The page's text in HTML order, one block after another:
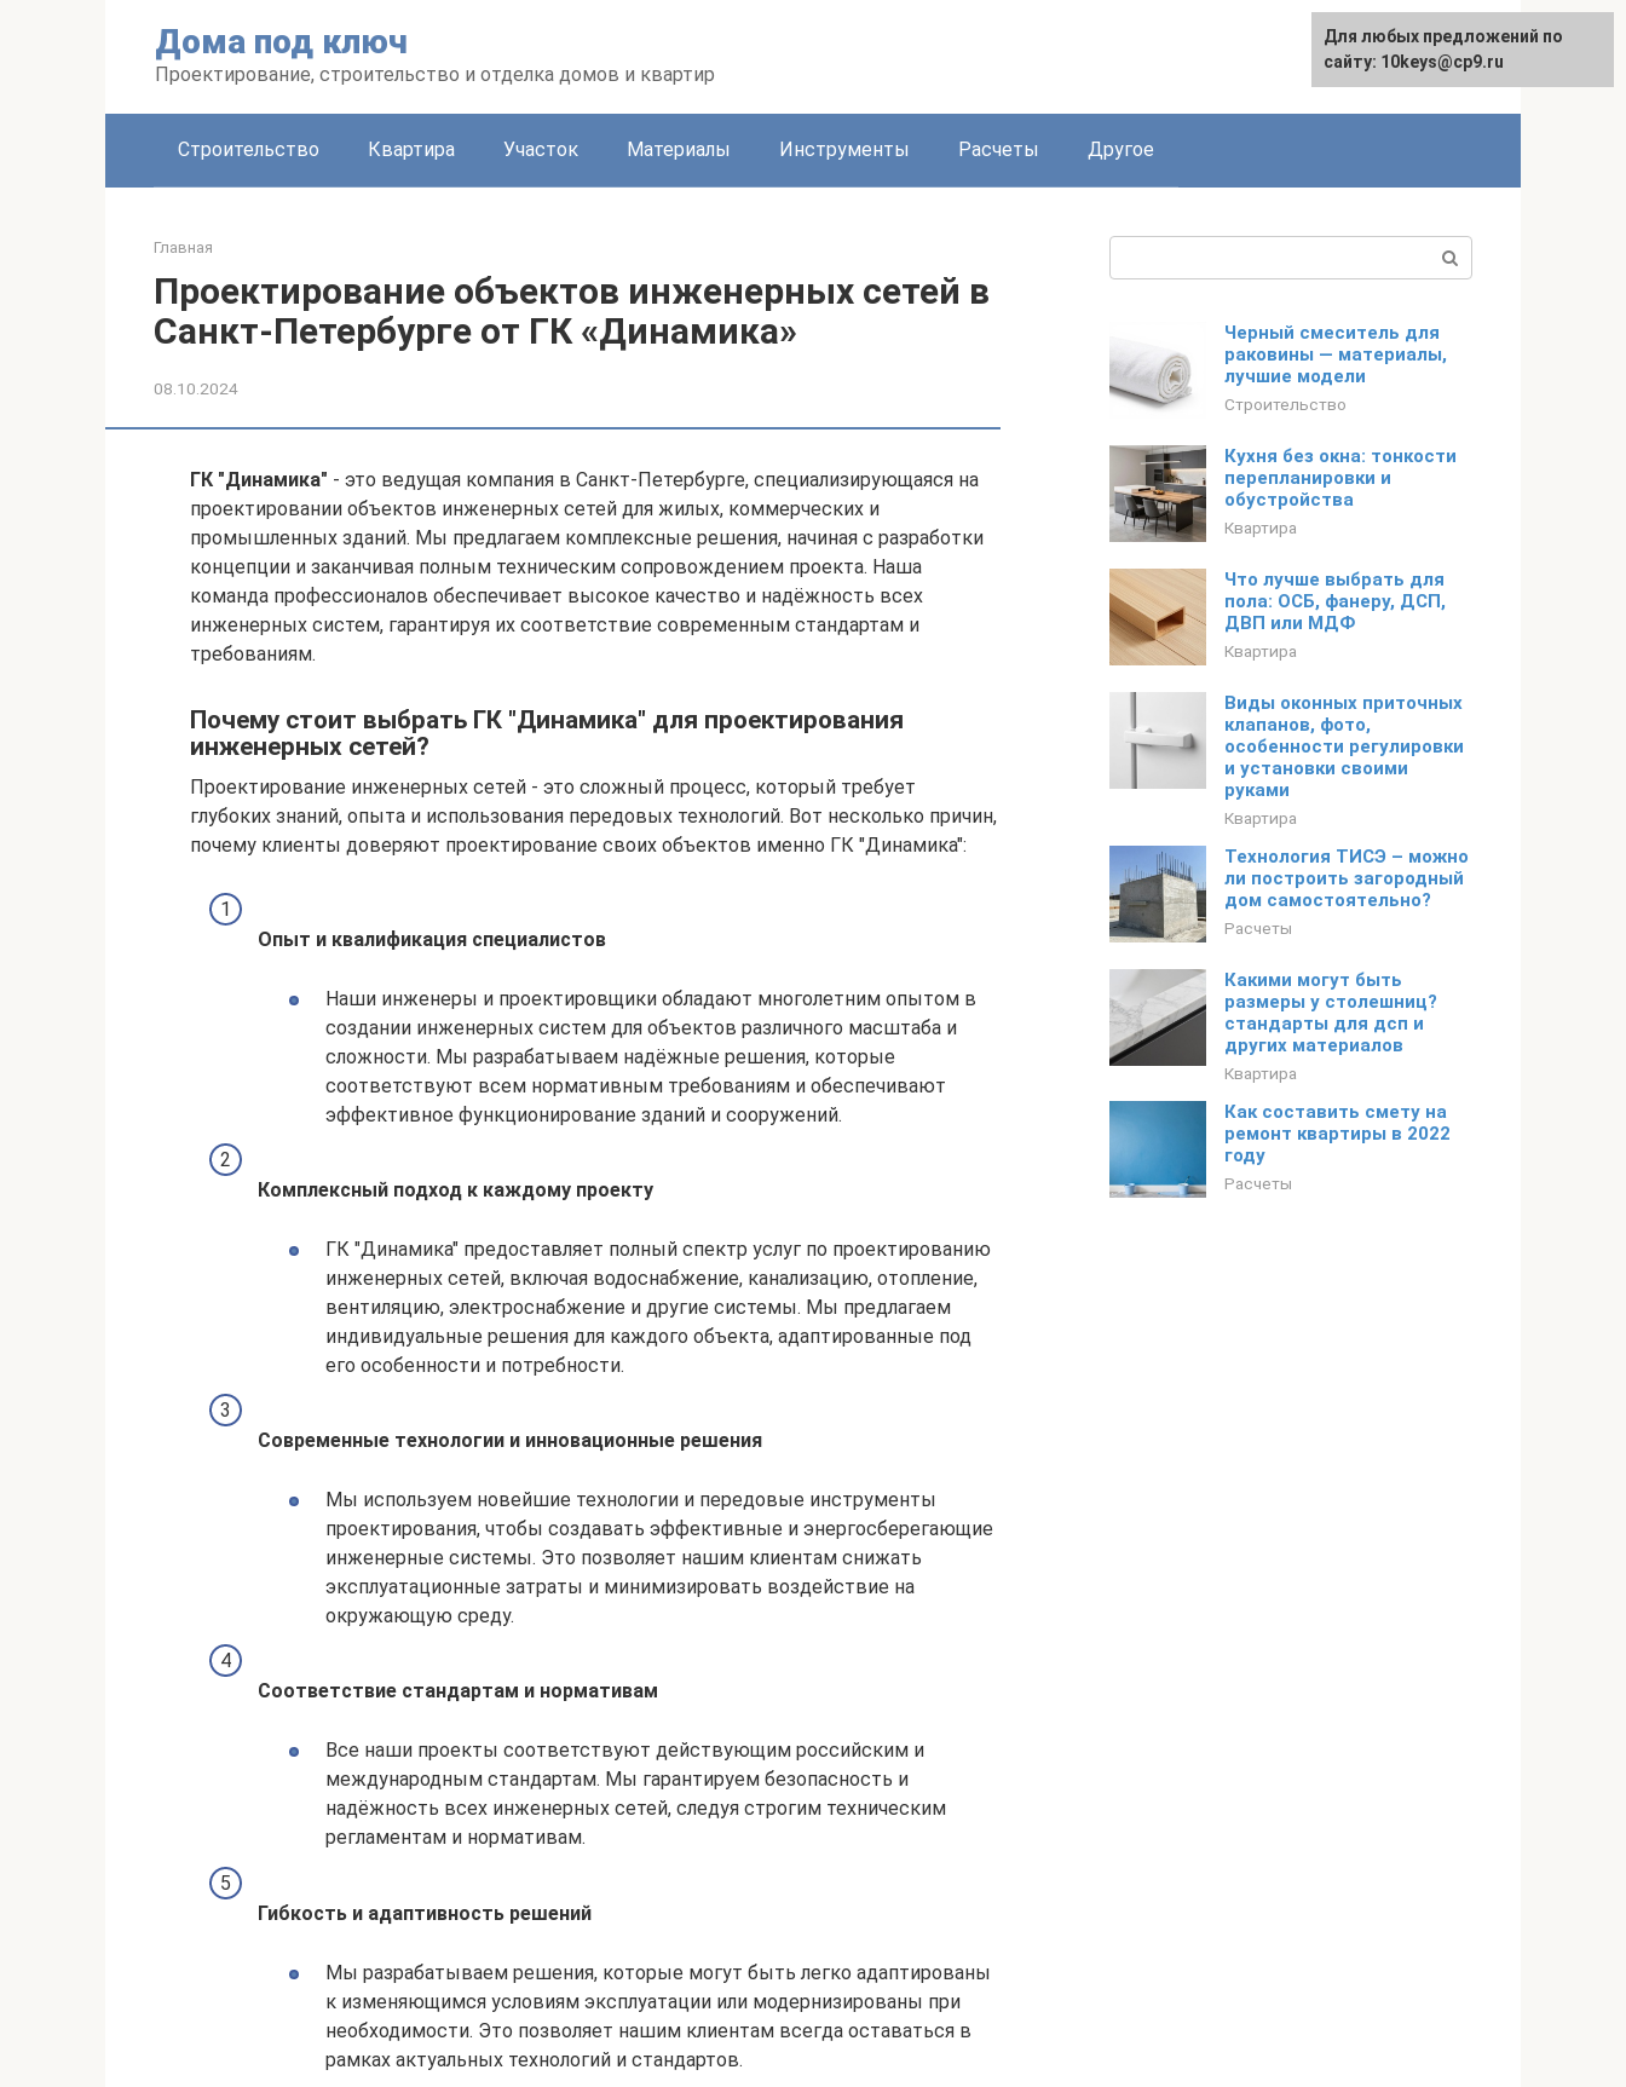
Дома под ключ
Проектирование, строительство и отделка домов и квартир
English
Строительство Квартира Участок Материалы Инструменты Расчеты Другое
Главная
Проектирование объектов инженерных сетей в
Санкт-Петербурге от ГК «Динамика»
08.10.2024
ГК "Динамика" - это ведущая компания в Санкт-Петербурге, специализирующаяся на
проектировании объектов инженерных сетей для жилых, коммерческих и
промышленных зданий. Мы предлагаем комплексные решения, начиная с разработки
концепции и заканчивая полным техническим сопровождением проекта. Наша
команда профессионалов обеспечивает высокое качество и надёжность всех
инженерных систем, гарантируя их соответствие современным стандартам и
требованиям.
Почему стоит выбрать ГК "Динамика" для проектирования
инженерных сетей?
Проектирование инженерных сетей - это сложный процесс, который требует
глубоких знаний, опыта и использования передовых технологий. Вот несколько причин,
почему клиенты доверяют проектирование своих объектов именно ГК "Динамика":
Опыт и квалификация специалистов
Наши инженеры и проектировщики обладают многолетним опытом в
создании инженерных систем для объектов различного масштаба и
сложности. Мы разрабатываем надёжные решения, которые
соответствуют всем нормативным требованиям и обеспечивают
эффективное функционирование зданий и сооружений.
Комплексный подход к каждому проекту
ГК "Динамика" предоставляет полный спектр услуг по проектированию
инженерных сетей, включая водоснабжение, канализацию, отопление,
вентиляцию, электроснабжение и другие системы. Мы предлагаем
индивидуальные решения для каждого объекта, адаптированные под
его особенности и потребности.
Современные технологии и инновационные решения
Мы используем новейшие технологии и передовые инструменты
проектирования, чтобы создавать эффективные и энергосберегающие
инженерные системы. Это позволяет нашим клиентам снижать
эксплуатационные затраты и минимизировать воздействие на
окружающую среду.
Соответствие стандартам и нормативам
Все наши проекты соответствуют действующим российским и
международным стандартам. Мы гарантируем безопасность и
надёжность всех инженерных сетей, следуя строгим техническим
регламентам и нормативам.
Гибкость и адаптивность решений
Мы разрабатываем решения, которые могут быть легко адаптированы
к изменяющимся условиям эксплуатации или модернизированы при
необходимости. Это позволяет нашим клиентам всегда оставаться в
рамках актуальных технологий и стандартов.
Черный смеситель для
раковины — материалы,
лучшие модели
Строительство
Кухня без окна: тонкости
перепланировки и
обустройства
Квартира
Что лучше выбрать для
пола: ОСБ, фанеру, ДСП,
ДВП или МДФ
Квартира
Виды оконных приточных
клапанов, фото,
особенности регулировки
и установки своими
руками
Квартира
Технология ТИСЭ – можно
ли построить загородный
дом самостоятельно?
Расчеты
Какими могут быть
размеры у столешниц?
стандарты для дсп и
других материалов
Квартира
Как составить смету на
ремонт квартиры в 2022
году
Расчеты
Для любых предложений по
сайту: 10keys@cp9.ru